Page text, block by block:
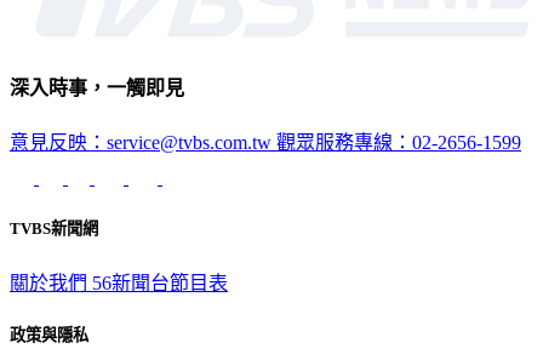
深入時事，一觸即見
意見反映：service@tvbs.com.tw 觀眾服務專線：02-2656-1599
TVBS新聞網
關於我們 56新聞台節目表
政策與隱私